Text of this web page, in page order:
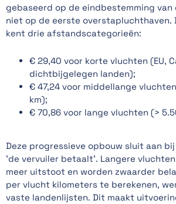
gebaseerd op de eindbestemming van
niet op de eerste overstapluchthaven.
kent drie afstandscategorieën:
€ 29,40 voor korte vluchten (EU,
dichtbijgelegen landen);
€ 47,24 voor middellange
km);
€ 70,86 voor lange vluchten (>
Deze progressieve opbouw sluit aan
'de vervuiler betaalt'. Langere
meer uitstoot en worden zwaarder
per vlucht kilometers te berekenen,
vaste landenlijsten. Dit maakt